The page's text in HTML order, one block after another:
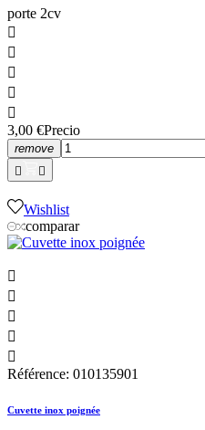
porte 2cv





3,00 €Precio
remove


Wishlist
comparar





Référence: 010135901
Cuvette inox poignée